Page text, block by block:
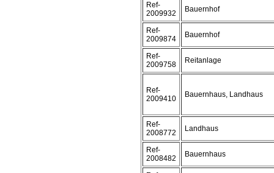
Ref-
2009932
Bauernhof
Ref-
2009874
Bauernhof
Ref-
2009758
Reitanlage
Ref-
2009410
Bauernhaus, Landhaus
Ref-
2008772
Landhaus
Ref-
2008482
Bauernhaus